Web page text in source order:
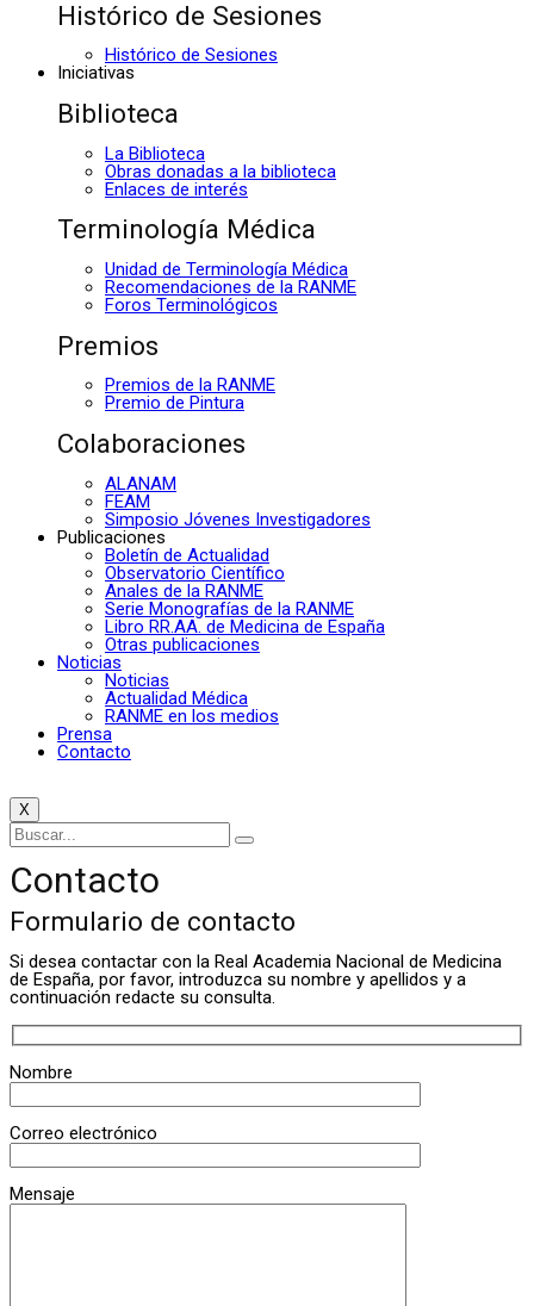
Histórico de Sesiones
Histórico de Sesiones
Iniciativas
Biblioteca
La Biblioteca
Obras donadas a la biblioteca
Enlaces de interés
Terminología Médica
Unidad de Terminología Médica
Recomendaciones de la RANME
Foros Terminológicos
Premios
Premios de la RANME
Premio de Pintura
Colaboraciones
ALANAM
FEAM
Simposio Jóvenes Investigadores
Publicaciones
Boletín de Actualidad
Observatorio Científico
Anales de la RANME
Serie Monografías de la RANME
Libro RR.AA. de Medicina de España
Otras publicaciones
Noticias
Noticias
Actualidad Médica
RANME en los medios
Prensa
Contacto
X
Contacto
Formulario de contacto
Si desea contactar con la Real Academia Nacional de Medicina
de España, por favor, introduzca su nombre y apellidos y a
continuación redacte su consulta.
Nombre
Correo electrónico
Mensaje